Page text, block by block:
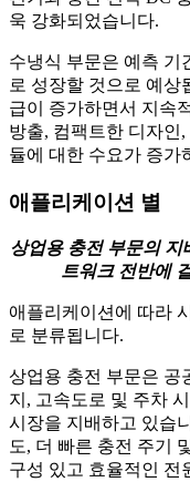
욱 강화되었습니다.
수냉식 부문은 예측 기
로 성장할 것으로 예상
급이 증가하면서 지속
방출, 컴팩트한 디자인
듈에 대한 수요가 증가
애플리케이션 별
상업용 충전 부문의
트워크 전반에
애플리케이션에 따라
로 분류됩니다.
상업용 충전 부문은 공
지, 고속도로 및 주차
시장을 지배하고 있습
도, 더 빠른 충전 주기
구성 있고 효율적인 전